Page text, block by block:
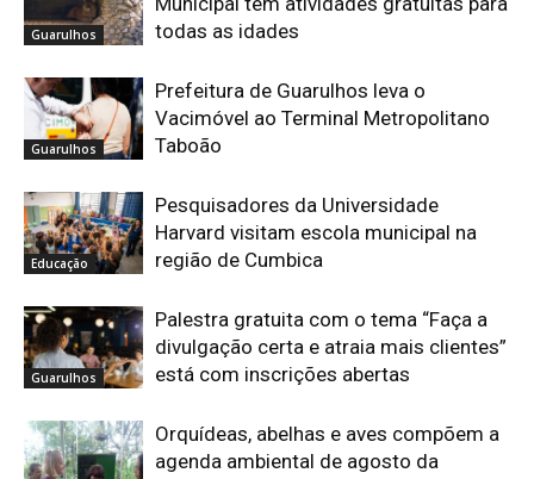
Guarulhos
todas as idades
Guarulhos
Prefeitura de Guarulhos leva o
Vacimóvel ao Terminal Metropolitano
Taboão
Educação
Pesquisadores da Universidade
Harvard visitam escola municipal na
região de Cumbica
Guarulhos
Palestra gratuita com o tema “Faça a
divulgação certa e atraia mais clientes”
está com inscrições abertas
Orquídeas, abelhas e aves compõem a
agenda ambiental de agosto da